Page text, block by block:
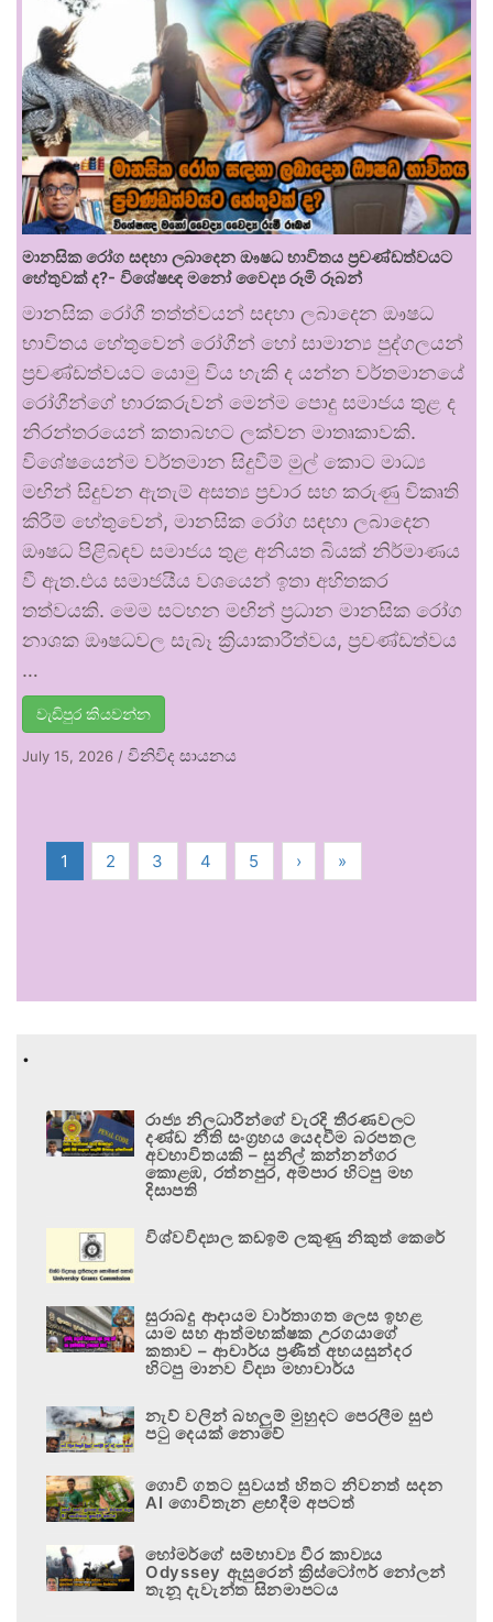
මානසික රෝග සඳහා ලබාදෙන ඖෂධ භාවිතය ප්‍රචණ්ඩත්වයට
හේතුවක් ද?- විශේෂඥ මනෝ වෛද්‍ය රූමි රූබන්
මානසික රෝගී තත්ත්වයන් සඳහා ලබාදෙන ඖෂධ
භාවිතය හේතුවෙන් රෝගීන් හෝ සාමාන්‍ය පුද්ගලයන්
ප්‍රචණ්ඩත්වයට යොමු විය හැකි ද යන්න වර්තමානයේ
රෝගීන්ගේ භාරකරුවන් මෙන්ම පොදු සමාජය තුළ ද
නිරන්තරයෙන් කතාබහට ලක්වන මාතෘකාවකි.
විශේෂයෙන්ම වර්තමාන සිදුවීම් මුල් කොට මාධ්‍ය
මඟින් සිදුවන ඇතැම් අසත්‍ය ප්‍රචාර සහ කරුණු විකෘති
කිරීම් හේතුවෙන්, මානසික රෝග සඳහා ලබාදෙන
ඖෂධ පිළිබඳව සමාජය තුළ අනියත බියක් නිර්මාණය
වී ඇත.එය සමාජයීය වශයෙන් ඉතා අහිතකර
තත්වයකි. මෙම සටහන මඟින් ප්‍රධාන මානසික රෝග
නාශක ඖෂධවල සැබෑ ක්‍රියාකාරීත්වය, ප්‍රචණ්ඩත්වය
…
වැඩිපුර කියවන්න
July 15, 2026 / විනිවිද සායනය
1 2 3 4 5 › »
.
රාජ්‍ය නිලධාරීන්ගේ වැරදි තීරණවලට
දණ්ඩ නීති සංග්‍රහය යෙදවීම බරපතල
අවභාවිතයකි – සුනිල් කන්නන්ගර
කොළඹ, රත්නපුර, අම්පාර හිටපු මහ
දිසාපති
විශ්වවිද්‍යාල කඩඉම් ලකුණු නිකුත් කෙරේ
සුරාබදු ආදායම වාර්තාගත ලෙස ඉහළ
යාම සහ ආත්මභක්ෂක උරගයාගේ
කතාව – ආචාර්ය ප්‍රණීත් අභයසුන්දර
හිටපු මානව විද්‍යා මහාචාර්ය
නැව් වලින් බහලුම් මුහුදට පෙරලීම සුළු
පටු දෙයක් නොවේ
ගොවි ගතට සුවයත් හිතට නිවනත් සදන
AI ගොවිතැන ළඟදීම අපටත්
හෝමර්ගේ සම්භාව්‍ය වීර කාව්‍යය
Odyssey ඇසුරෙන් ක්‍රිස්ටෝෆර් නෝලන්
තැනූ දැවැන්ත සිනමාපටය